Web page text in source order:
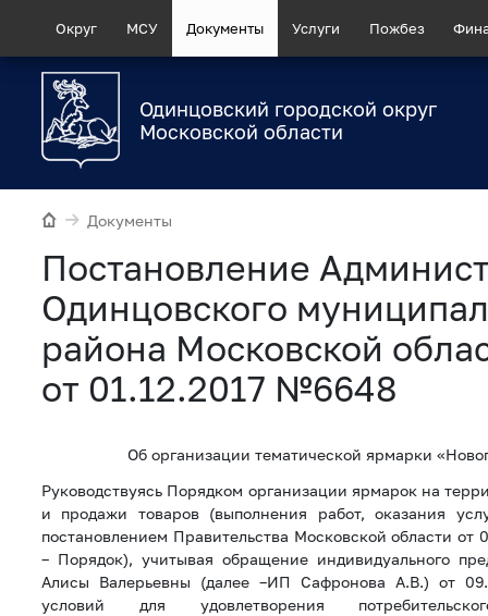
Округ МСУ Документы Услуги Пожбез
Одинцовский городской округ
Московской области
Документы
Постановление
Одинцовского
района Московской
от 01.12.2017 №6648
Об организации тематической ярмарки
Руководствуясь Порядком организации ярмарок на
и продажи товаров (выполнения работ, оказания
постановлением Правительства Московской области от
– Порядок), учитывая обращение индивидуального
Алисы Валерьевны (далее –ИП Сафронова А.В.) от
условий для удовлетворения